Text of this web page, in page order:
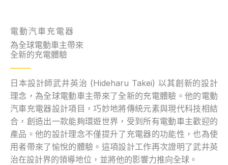
電動汽車充電器
為全球電動車主帶來
全新的充電體驗
日本設計師武井英治 (Hideharu Takei) 以其創新的設計
理念，為全球電動車主帶來了全新的充電體驗。他的電動
汽車充電器設計項目，巧妙地將傳統元素與現代科技相結
合，創造出一款能夠環遊世界，受到所有電動車主歡迎的
產品。他的設計理念不僅提升了充電器的功能性，也為使
用者帶來了愉悅的體驗。這項設計工作再次證明了武井英
治在設計界的領導地位，並將他的影響力推向全球。